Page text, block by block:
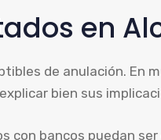
en
de anulación. En
bien sus
con bancos puedan